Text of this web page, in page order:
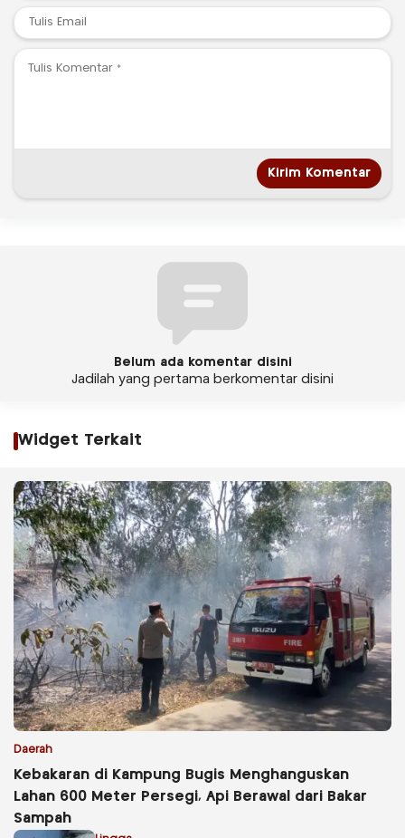
Belum ada komentar disini
Jadilah yang pertama berkomentar disini
Widget Terkait
Daerah
Kebakaran di Kampung Bugis Menghanguskan
Lahan 600 Meter Persegi, Api Berawal dari Bakar
Sampah